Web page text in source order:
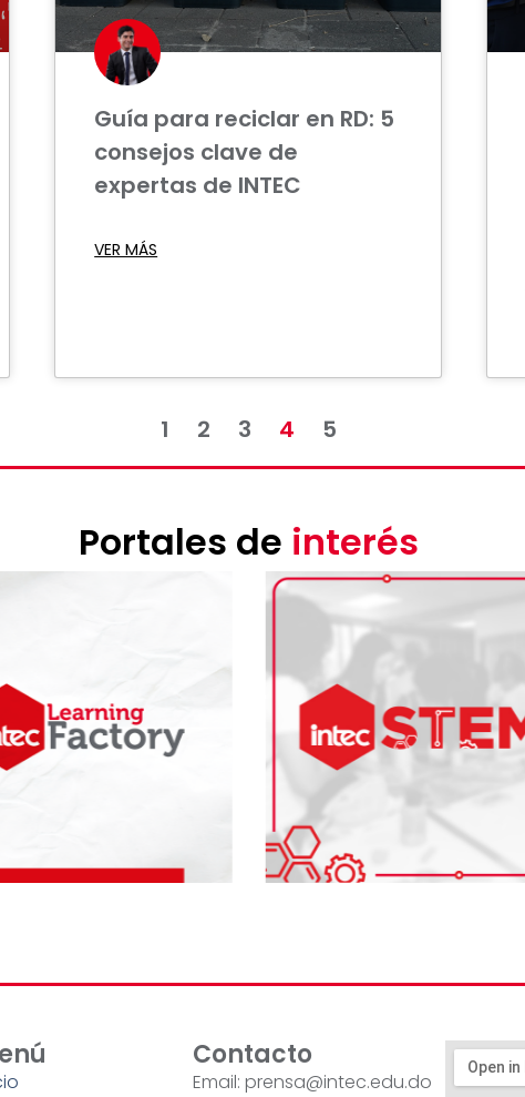
Guía para reciclar en RD: 5
consejos clave de
expertas de INTEC
VER MÁS
1 2 3 4 5
Portales de interés
Contacto
Email: prensa@intec.edu.do